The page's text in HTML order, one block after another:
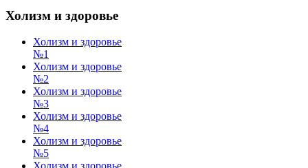
Холизм и здоровье
Холизм и здоровье
№1
Холизм и здоровье
№2
Холизм и здоровье
№3
Холизм и здоровье
№4
Холизм и здоровье
№5